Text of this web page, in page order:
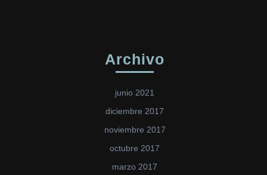
Archivo
junio 2021
diciembre 2017
noviembre 2017
octubre 2017
marzo 2017